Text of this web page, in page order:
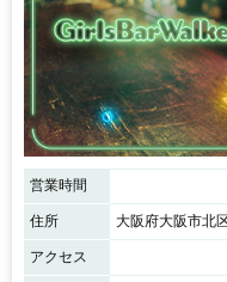
営業時間
住所 大阪府大阪市北
アクセス